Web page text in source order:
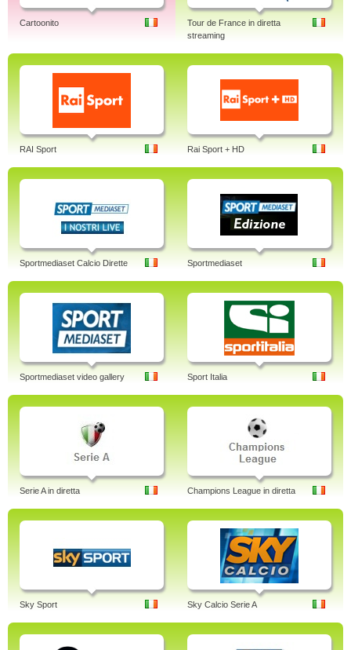
Cartoonito
Tour de France in diretta
streaming
RAI Sport Rai Sport + HD
Sportmediaset Calcio Dirette Sportmediaset
Sportmediaset video gallery Sport Italia
Serie A in diretta Champions League in diretta
Sky Sport Sky Calcio Serie A